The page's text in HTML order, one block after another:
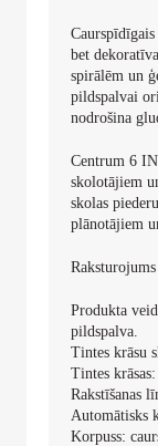
Caurspīdīgais
bet
spirālēm un
pildspalvai
nodrošina
Centrum 6
skolotājiem
skolas
plānotājiem
Raksturojums
Produkta
pildspalva.
Tintes krāsu
Tintes
Rakstīšanas
Automātisks
Korpuss: